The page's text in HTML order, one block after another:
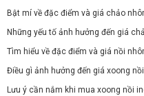
Bật mí về đặc điểm và giá chảo
Những yếu tố ảnh hưởng đến giá
Tìm hiểu về đặc điểm và giá nồi
Điều gì ảnh hưởng đến giá xoong
Lưu ý cần nắm khi mua xoong nồi